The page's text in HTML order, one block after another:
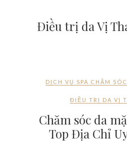
Điều trị da Vị
DỊCH VỤ SPA CHĂM
ĐIỀU TRỊ DA VỊ
Chăm sóc da
Top Địa Chỉ